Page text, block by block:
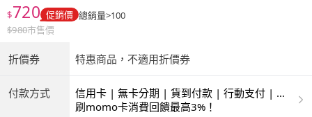
$720 促銷價 總銷量>100
$980市售價
折價券 特惠商品，不適用折價券
付款方式
信用卡 | 無卡分期 | 貨到付款 | 行動支付 | 超
商付款 | ATM | 銀聯卡
刷momo卡消費回饋最高3%！